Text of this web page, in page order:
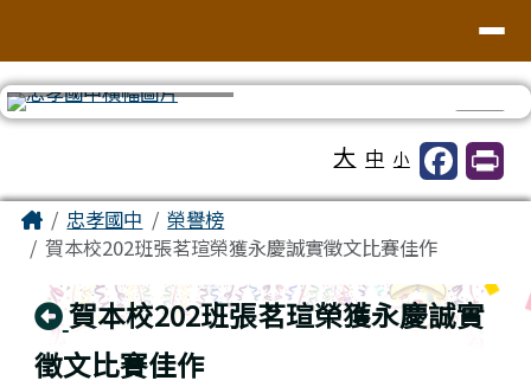
大 中 小
主內容區域
Home忠孝國中
榮譽榜
賀本校202班張茗瑄榮獲永慶誠實徵文比賽佳作
回上頁
賀本校202班張茗瑄榮獲永慶誠實
徵文比賽佳作
頁尾區域